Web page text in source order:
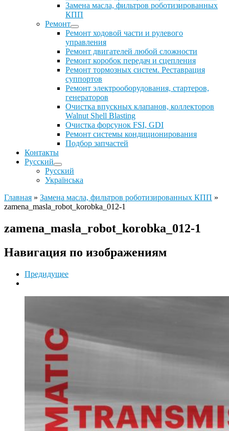
Замена масла, фильтров роботизированных
КПП
Ремонт
Ремонт ходовой части и рулевого
управления
Ремонт двигателей любой сложности
Ремонт коробок передач и сцепления
Ремонт тормозных систем. Реставрация
суппортов
Ремонт электрооборудования, стартеров,
генераторов
Очистка впускных клапанов, коллекторов
Walnut Shell Blasting
Очистка форсунок FSI, GDI
Ремонт системы кондиционирования
Подбор запчастей
Контакты
Русский
Русский
Українська
Главная » Замена масла, фильтров роботизированных КПП »
zamena_masla_robot_korobka_012-1
zamena_masla_robot_korobka_012-1
Навигация по изображениям
Предидущее